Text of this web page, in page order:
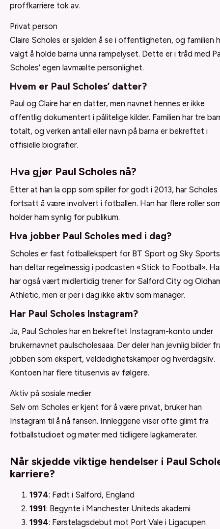
proffkarriere tok av.
Privat person
Claire Scholes er sjelden å se i offentligheten, og familien
valgt å holde barna unna rampelyset. Dette er i tråd med
Scholes’ egen lavmælte personlighet.
Hvem er Paul Scholes’ datter?
Paul og Claire har en datter, men navnet hennes er ikke
offentlig dokumentert i pålitelige kilder. Familien har tre
totalt, og verken antall eller navn på barna er bekreftet i
offisielle biografier.
Hva gjør Paul Scholes nå?
Etter at han la opp som spiller for godt i 2013, har Scholes
fortsatt å være involvert i fotballen. Han har flere roller
holder ham synlig for publikum.
Hva jobber Paul Scholes med i dag?
Scholes er fast fotballekspert for BT Sport og Sky
han deltar regelmessig i podcasten «Stick to Football».
har også vært midlertidig trener for Salford City og
Athletic, men er per i dag ikke aktiv som manager.
Har Paul Scholes Instagram?
Ja, Paul Scholes har en bekreftet Instagram-konto under
brukernavnet paulscholesaaa. Der deler han jevnlig bilder
jobben som ekspert, veldedighetskamper og hverdagsliv.
Kontoen har flere titusenvis av følgere.
Aktiv på sosiale medier
Selv om Scholes er kjent for å være privat, bruker han
Instagram til å nå fansen. Innleggene viser ofte glimt fra
fotballstudioet og møter med tidligere lagkamerater.
Når skjedde viktige hendelser i Paul
karriere?
1974: Født i Salford, England
1991: Begynte i Manchester Uniteds akademi
1994: Førstelagsdebut mot Port Vale i Ligacupen